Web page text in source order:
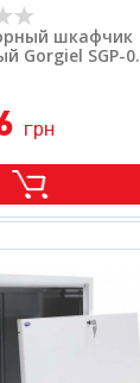
шкафчик
Gorgiel SGP-0.
грн